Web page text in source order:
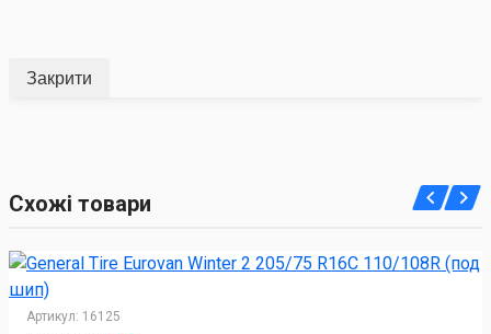
Закрити
Схожі товари
Артикул: 16125